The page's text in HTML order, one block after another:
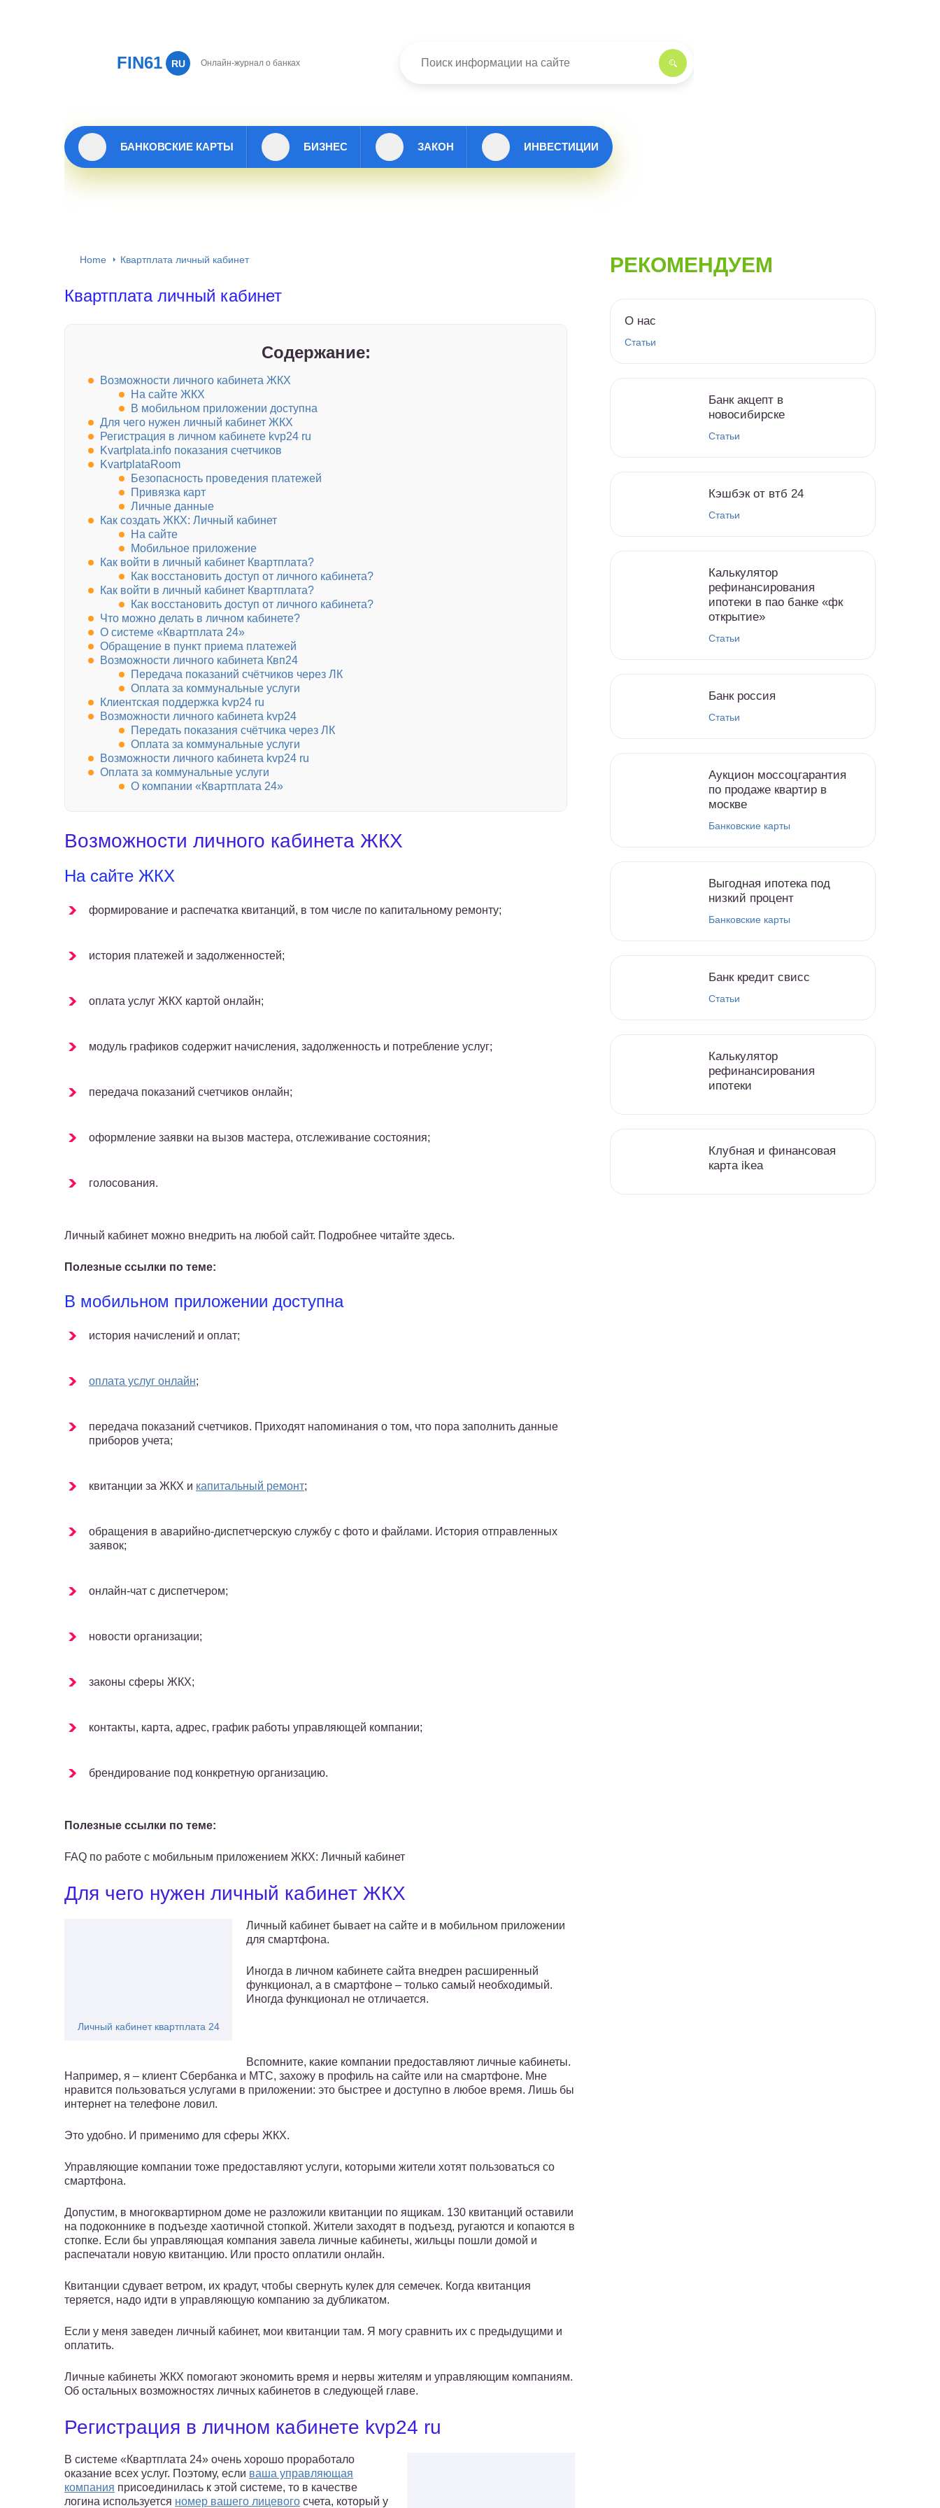
FIN61 RU Онлайн-журнал о банках
БАНКОВСКИЕ КАРТЫ БИЗНЕС ЗАКОН ИНВЕСТИЦИИ
Home Квартплата личный кабинет
Квартплата личный кабинет
Содержание:
Возможности личного кабинета ЖКХ
На сайте ЖКХ
В мобильном приложении доступна
Для чего нужен личный кабинет ЖКХ
Регистрация в личном кабинете kvp24 ru
Kvartplata.info показания счетчиков
KvartplataRoom
Безопасность проведения платежей
Привязка карт
Личные данные
Как создать ЖКХ: Личный кабинет
На сайте
Мобильное приложение
Как войти в личный кабинет Квартплата?
Как восстановить доступ от личного кабинета?
Как войти в личный кабинет Квартплата?
Как восстановить доступ от личного кабинета?
Что можно делать в личном кабинете?
О системе «Квартплата 24»
Обращение в пункт приема платежей
Возможности личного кабинета Квп24
Передача показаний счётчиков через ЛК
Оплата за коммунальные услуги
Клиентская поддержка kvp24 ru
Возможности личного кабинета kvp24
Передать показания счётчика через ЛК
Оплата за коммунальные услуги
Возможности личного кабинета kvp24 ru
Оплата за коммунальные услуги
О компании «Квартплата 24»
Возможности личного кабинета ЖКХ
На сайте ЖКХ
формирование и распечатка квитанций, в том числе по капитальному ремонту;
история платежей и задолженностей;
оплата услуг ЖКХ картой онлайн;
модуль графиков содержит начисления, задолженность и потребление услуг;
передача показаний счетчиков онлайн;
оформление заявки на вызов мастера, отслеживание состояния;
голосования.
Личный кабинет можно внедрить на любой сайт. Подробнее читайте здесь.
Полезные ссылки по теме:
В мобильном приложении доступна
история начислений и оплат;
оплата услуг онлайн;
передача показаний счетчиков. Приходят напоминания о том, что пора заполнить данные
приборов учета;
квитанции за ЖКХ и капитальный ремонт;
обращения в аварийно-диспетчерскую службу с фото и файлами. История отправленных
заявок;
онлайн-чат с диспетчером;
новости организации;
законы сферы ЖКХ;
контакты, карта, адрес, график работы управляющей компании;
брендирование под конкретную организацию.
Полезные ссылки по теме:
FAQ по работе с мобильным приложением ЖКХ: Личный кабинет
Для чего нужен личный кабинет ЖКХ
Личный кабинет квартплата 24
Личный кабинет бывает на сайте и в мобильном приложении
для смартфона.
Иногда в личном кабинете сайта внедрен расширенный
функционал, а в смартфоне – только самый необходимый.
Иногда функционал не отличается.
Вспомните, какие компании предоставляют личные кабинеты.
Например, я – клиент Сбербанка и МТС, захожу в профиль на сайте или на смартфоне. Мне
нравится пользоваться услугами в приложении: это быстрее и доступно в любое время. Лишь бы
интернет на телефоне ловил.
Это удобно. И применимо для сферы ЖКХ.
Управляющие компании тоже предоставляют услуги, которыми жители хотят пользоваться со
смартфона.
Допустим, в многоквартирном доме не разложили квитанции по ящикам. 130 квитанций оставили
на подоконнике в подъезде хаотичной стопкой. Жители заходят в подъезд, ругаются и копаются в
стопке. Если бы управляющая компания завела личные кабинеты, жильцы пошли домой и
распечатали новую квитанцию. Или просто оплатили онлайн.
Квитанции сдувает ветром, их крадут, чтобы свернуть кулек для семечек. Когда квитанция
теряется, надо идти в управляющую компанию за дубликатом.
Если у меня заведен личный кабинет, мои квитанции там. Я могу сравнить их с предыдущими и
оплатить.
Личные кабинеты ЖКХ помогают экономить время и нервы жителям и управляющим компаниям.
Об остальных возможностях личных кабинетов в следующей главе.
Регистрация в личном кабинете kvp24 ru
В системе «Квартплата 24» очень хорошо проработало
оказание всех услуг. Поэтому, если ваша управляющая
компания присоединилась к этой системе, то в качестве
логина используется номер вашего лицевого счета, который у
РЕКОМЕНДУЕМ
О нас
Статьи
Банк акцепт в
новосибирске
Статьи
Кэшбэк от втб 24
Статьи
Калькулятор
рефинансирования
ипотеки в пао банке «фк
открытие»
Статьи
Банк россия
Статьи
Аукцион моссоцгарантия
по продаже квартир в
москве
Банковские карты
Выгодная ипотека под
низкий процент
Банковские карты
Банк кредит свисс
Статьи
Калькулятор
рефинансирования
ипотеки
Клубная и финансовая
карта ikea